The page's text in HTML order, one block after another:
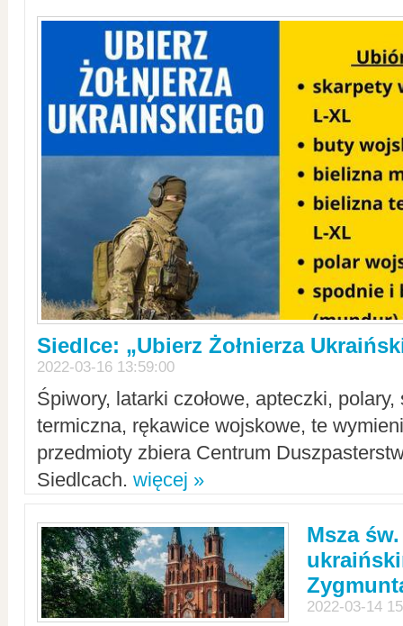
Siedlce: „Ubierz Żołnierza
2022-03-16 13:59:00
Śpiwory, latarki czołowe, apteczki,
termiczna, rękawice wojskowe, te
przedmioty zbiera Centrum
Siedlcach. więcej »
Msza
2022-03-14